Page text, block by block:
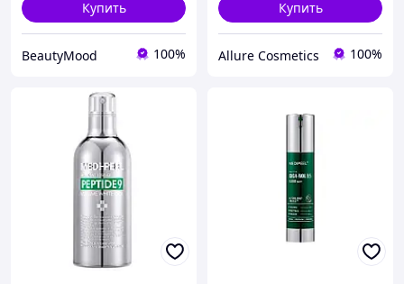
Купить
BeautyMood 100%
Купить
Allure Cosmetics 100%